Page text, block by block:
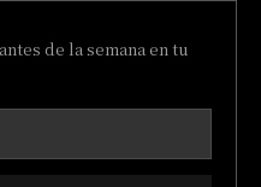
de la semana en tu